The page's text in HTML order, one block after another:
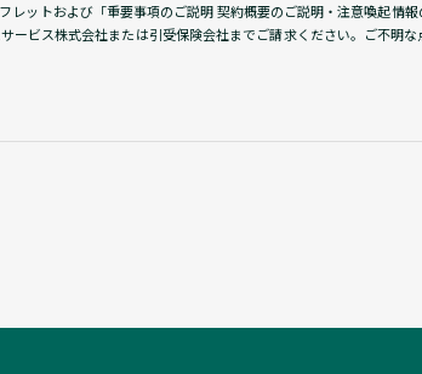
ットおよび「重要事項のご説明 契約概要のご説明・注意喚起情
ビス株式会社または引受保険会社までご請求ください。ご不明